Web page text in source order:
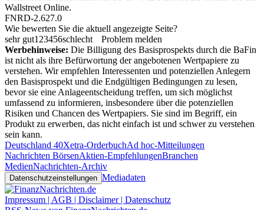
Wallstreet Online.
FNRD-2.627.0
Wie bewerten Sie die aktuell angezeigte Seite?
sehr gut1 23456schlecht
Problem melden
Werbehinweise: Die Billigung des Basisprospekts durch die BaFin
ist nicht als ihre Befürwortung der angebotenen Wertpapiere zu
verstehen. Wir empfehlen Interessenten und potenziellen Anlegern
den Basisprospekt und die Endgültigen Bedingungen zu lesen,
bevor sie eine Anlageentscheidung treffen, um sich möglichst
umfassend zu informieren, insbesondere über die potenziellen
Risiken und Chancen des Wertpapiers. Sie sind im Begriff, ein
Produkt zu erwerben, das nicht einfach ist und schwer zu verstehen
sein kann.
Deutschland 40Xetra-OrderbuchAd hoc-Mitteilungen
Nachrichten BörsenAktien-EmpfehlungenBranchen
MedienNachrichten-Archiv
Datenschutzeinstellungen Mediadaten
Impressum | AGB | Disclaimer | Datenschutz